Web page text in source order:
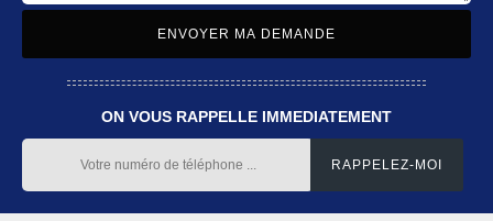
ON VOUS RAPPELLE IMMEDIATEMENT